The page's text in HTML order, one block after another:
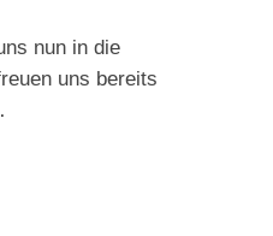
nun in die
uns bereits